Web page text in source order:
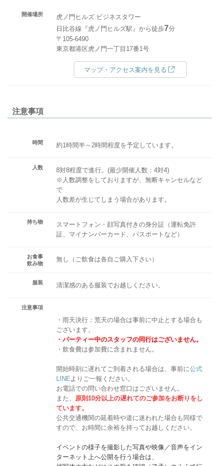
開催場所
虎ノ門ヒルズ ビジネスタワー
日比谷線『虎ノ門ヒルズ駅』から徒歩7分
〒105-6490
東京都港区虎ノ門一丁目17番1号
マップ・アクセス案内を見る
注意事項
時間 約1時間半～2時間程度を予定しています。
人数
8対8程度で進行。(最少開催人数：4対4)
※人数調整をしておりますが、無断キャンセルなど
で
人数差が生じてしまう場合があります。
持ち物
スマートフォン・顔写真付きの身分証（運転免許
証、マイナンバーカード、パスポートなど）
お食事
飲み物
無し（ご飲食は各自ご購入下さい）
服装 清潔感のある服装でお越しください。
注意事項
・雨天決行：荒天の場合は事前に中止とする場合も
ございます。
・パーティー中のスタッフの同行はございません。
・飲食費は参加費に含まれません。
開始時刻に遅れてご到着される場合は、事前に公式
LINE よりご一報ください。
お電話での問い合わせ窓口はございません。
また、 原則10分以上の遅れてのご参加をお断りをし
ています。
公共交通機関の延着時や道に迷われた場合も同様で
すので、お時間に余裕を持ってお越しください。
イベントの様子を撮影した写真や映像／音声をイン
ターネット上へ公開を行う場合は、